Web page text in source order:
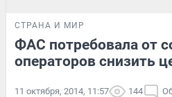
СТРАНА И МИР
ФАС потребовала от
операторов снизить
11 октября, 2014, 11:57 144